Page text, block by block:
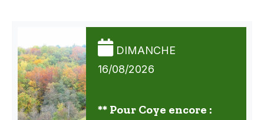
DIMANCHE
16/08/2026
** Pour Coye encore :